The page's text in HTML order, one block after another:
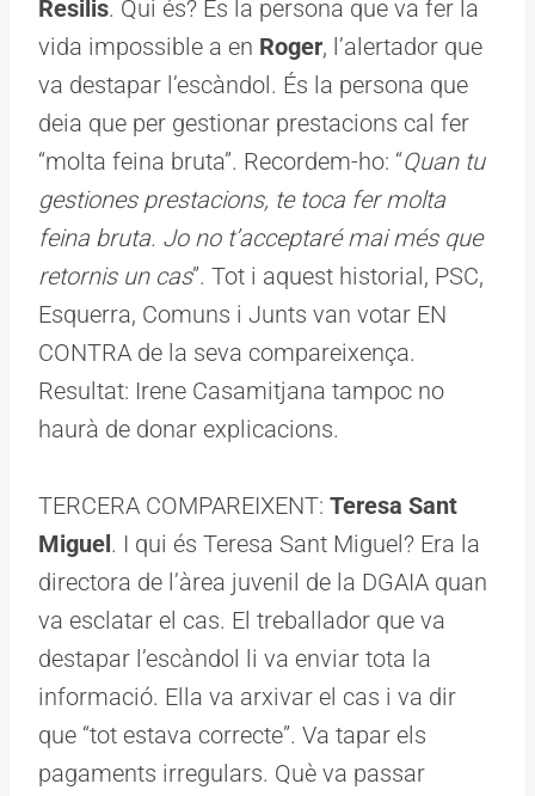
Resilis. Qui és? És la persona que va fer la
vida impossible a en Roger, l’alertador que
va destapar l’escàndol. És la persona que
deia que per gestionar prestacions cal fer
“molta feina bruta”. Recordem-ho: “Quan tu
gestiones prestacions, te toca fer molta
feina bruta. Jo no t’acceptaré mai més que
retornis un cas”. Tot i aquest historial, PSC,
Esquerra, Comuns i Junts van votar EN
CONTRA de la seva compareixença.
Resultat: Irene Casamitjana tampoc no
haurà de donar explicacions.
TERCERA COMPAREIXENT: Teresa Sant
Miguel. I qui és Teresa Sant Miguel? Era la
directora de l’àrea juvenil de la DGAIA quan
va esclatar el cas. El treballador que va
destapar l’escàndol li va enviar tota la
informació. Ella va arxivar el cas i va dir
que “tot estava correcte”. Va tapar els
pagaments irregulars. Què va passar